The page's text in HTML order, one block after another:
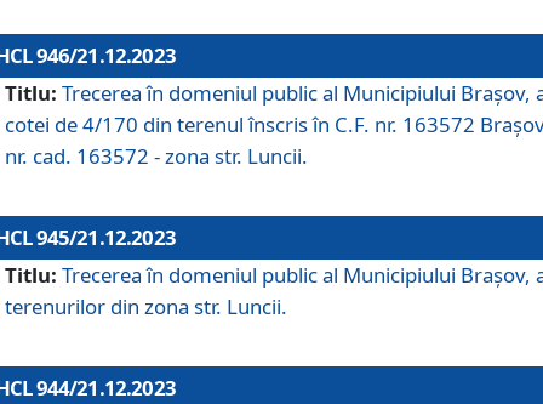
946/21.12.2023
Titlu: Trecerea în domeniul public al Municipiului Braşov,
cotei de 4/170 din terenul înscris în C.F. nr. 163572
nr. cad. 163572 - zona str. Luncii.
945/21.12.2023
Titlu: Trecerea în domeniul public al Municipiului Braşov,
terenurilor din zona str. Luncii.
944/21.12.2023